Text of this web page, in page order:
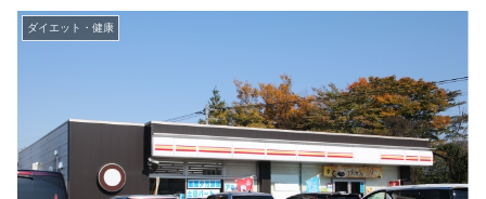
ダイエット・健康